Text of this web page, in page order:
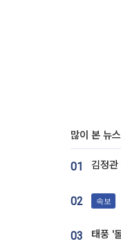
많이 본 뉴스
01
02 속보
03